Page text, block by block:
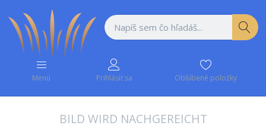
Menü Prihlásiť sa Obľúbené položky